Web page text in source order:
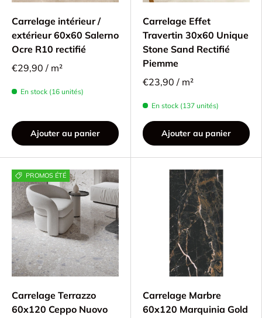
Carrelage intérieur /
extérieur 60x60 Salerno
Ocre R10 rectifié
€29,90 / m²
En stock (16 unités)
Ajouter au panier
Carrelage Effet
Travertin 30x60 Unique
Stone Sand Rectifié
Piemme
€23,90 / m²
En stock (137 unités)
Ajouter au panier
PROMOS ÉTÉ
Carrelage Terrazzo
60x120 Ceppo Nuovo
Carrelage Marbre
60x120 Marquinia Gold